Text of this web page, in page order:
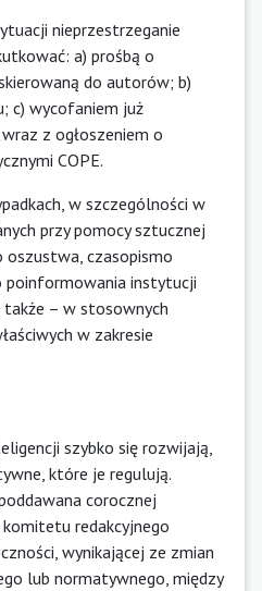
nieprzestrzeganie
a) prośbą o
do autorów; b)
c) wycofaniem już
z ogłoszeniem o
COPE.
w szczególności w
przy pomocy sztucznej
czasopismo
poinformowania instytucji
– w stosownych
w zakresie
szybko się rozwijają,
które je regulują.
corocznej
redakcyjnego
wynikającej ze zmian
lub normatywnego, między